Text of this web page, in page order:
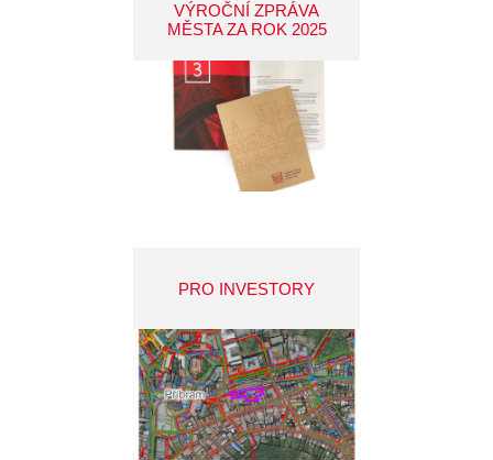
VÝROČNÍ ZPRÁVA
MĚSTA ZA ROK 2025
PRO INVESTORY